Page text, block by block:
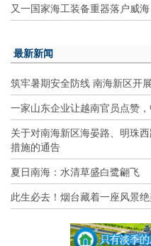
又一国家海工装备重器落户威海
最新新闻
筑牢暑期安全防线 南海新区开
一家山东企业让越南官员点赞
关于对南海新区海晏路、明珠
措施的通告
夏日南海：水清草盛白鹭翩飞
此生必去！烟台藏着一座风景